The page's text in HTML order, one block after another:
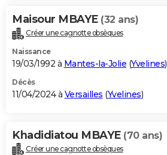
Maisour MBAYE (32 ans)
Créer une cagnotte obsèques
Naissance
19/03/1992 à Mantes-la-Jolie (Yvelines)
Décès
11/04/2024 à Versailles (Yvelines)
Khadidiatou MBAYE (70 ans)
Créer une cagnotte obsèques